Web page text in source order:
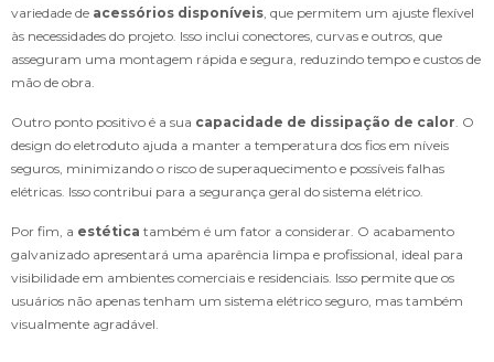
variedade de acessórios disponíveis, que permitem um ajuste flexível
às necessidades do projeto. Isso inclui conectores, curvas e outros, que
asseguram uma montagem rápida e segura, reduzindo tempo e custos de
mão de obra.
Outro ponto positivo é a sua capacidade de dissipação de calor. O
design do eletroduto ajuda a manter a temperatura dos fios em níveis
seguros, minimizando o risco de superaquecimento e possíveis falhas
elétricas. Isso contribui para a segurança geral do sistema elétrico.
Por fim, a estética também é um fator a considerar. O acabamento
galvanizado apresentará uma aparência limpa e profissional, ideal para
visibilidade em ambientes comerciais e residenciais. Isso permite que os
usuários não apenas tenham um sistema elétrico seguro, mas também
visualmente agradável.